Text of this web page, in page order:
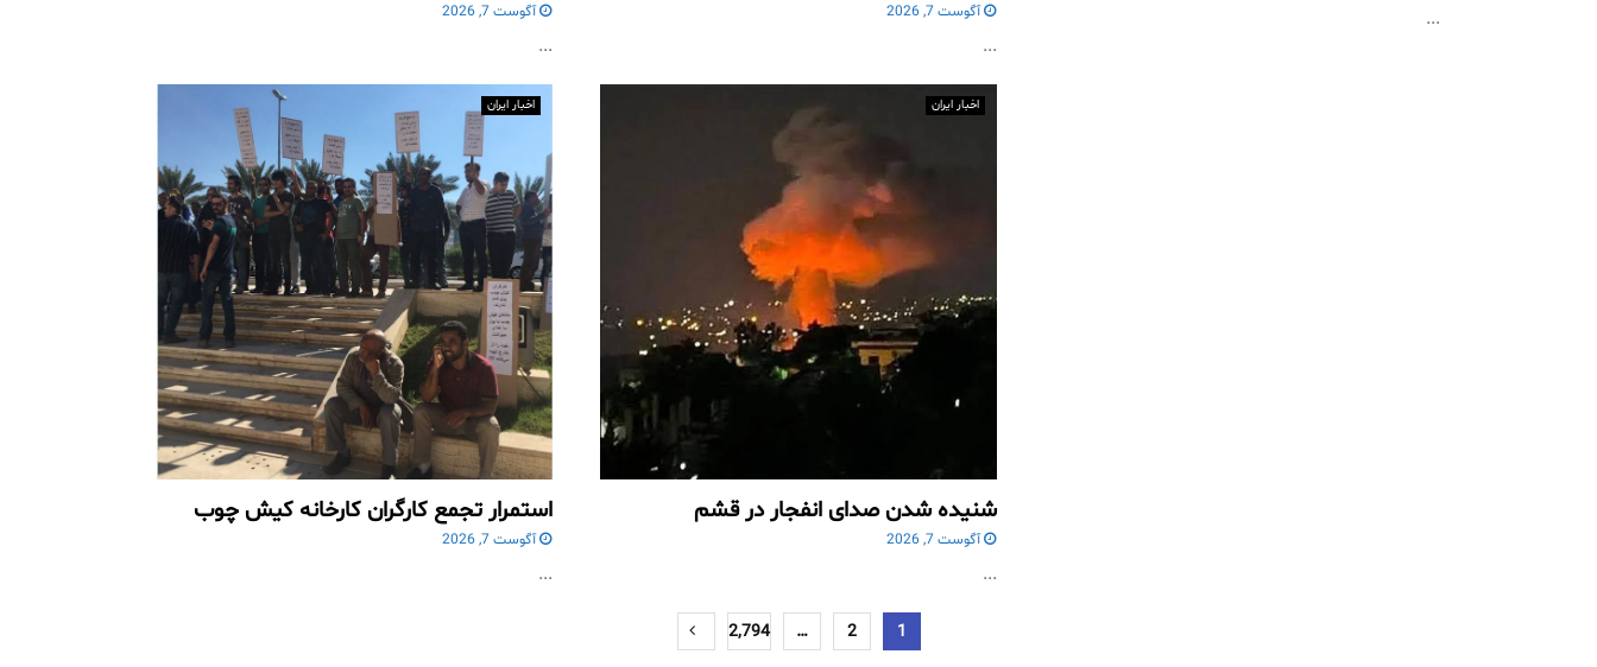
آگوست 7, 2026
...
آگوست 7, 2026
...
...
اخبار ایران
استمرار تجمع کارگران کارخانه کیش چوب
آگوست 7, 2026
...
اخبار ایران
شنیده شدن صدای انفجار در قشم
آگوست 7, 2026
...
1
2
…
2,794